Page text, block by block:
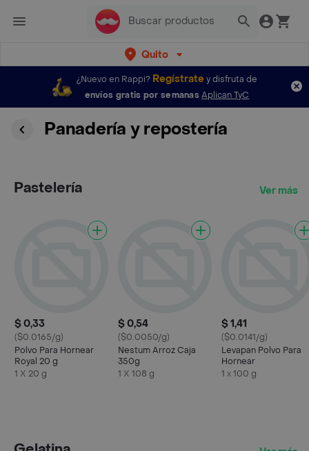
Quito
¿Nuevo en Rappi? Regístratey disfruta de
envíos gratis por semanas Aplican TyC
Panadería y repostería
Pastelería Ver más
$ 0,33
($0.0165/g)
Polvo Para Hornear
Royal 20 g
1 X 20 g
$ 0,54
($0.0050/g)
Nestum Arroz Caja
350g
1 X 108 g
$ 1,41
($0.0141/g)
Levapan Polvo Para
Hornear
1 x 100 g